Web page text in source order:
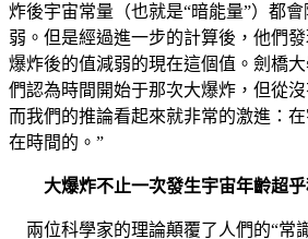
炸後宇宙常量（也就是“暗能量”）都
弱。但是經過進一步的計算後，他們
爆炸後的值減弱的現在這個值。劍橋
們認為時間開始于那次大爆炸，但從
而我們的推論看起來就非常的激進：
在時間的。”
大爆炸不止一次發生宇宙年齡超
兩位科學家的理論顛覆了人們的“常